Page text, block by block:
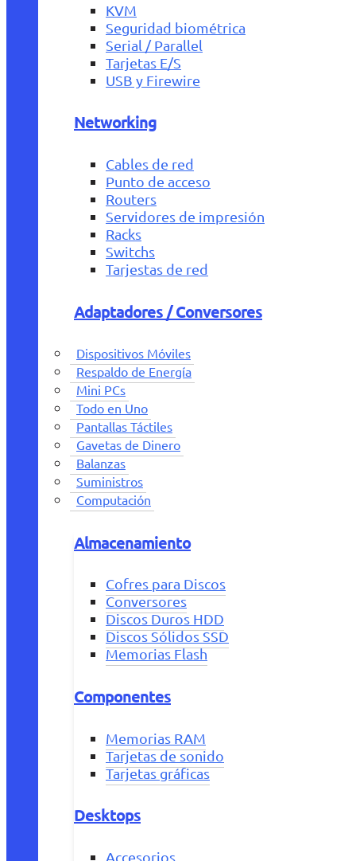
KVM
Seguridad biométrica
Serial / Parallel
Tarjetas E/S
USB y Firewire
Networking
Cables de red
Punto de acceso
Routers
Servidores de impresión
Racks
Switchs
Tarjestas de red
Adaptadores / Conversores
Dispositivos Móviles
Respaldo de Energía
Mini PCs
Todo en Uno
Pantallas Táctiles
Gavetas de Dinero
Balanzas
Suministros
Computación
Almacenamiento
Cofres para Discos
Conversores
Discos Duros HDD
Discos Sólidos SSD
Memorias Flash
Componentes
Memorias RAM
Tarjetas de sonido
Tarjetas gráficas
Desktops
Accesorios